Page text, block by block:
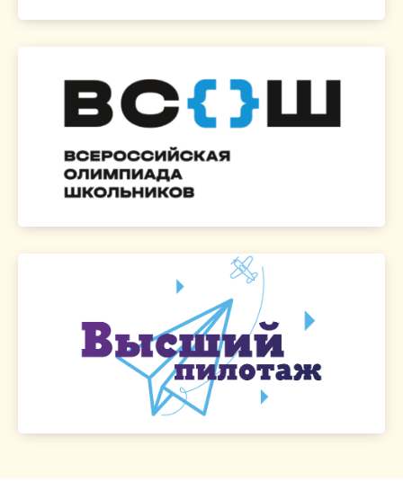
Всероссийская олимпиада
школьников
Самая масштабная олимпиада в РФ ежегодно
проводится в Вышке по разным предметам.
Перейти на сайт >
Высший пилотаж
Конкурс развивает навыки проектной и
исследовательской работы, учит поиску,
обработке и анализу информации. Помоги
юным исследователям найти свой путь в
Перейти на сайт >